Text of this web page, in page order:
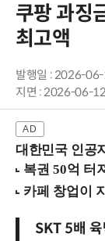
쿠팡 과
최고액
발행일 : 2026-
지면 :2026-06-12
대한민국 인공지능
SKT 5배